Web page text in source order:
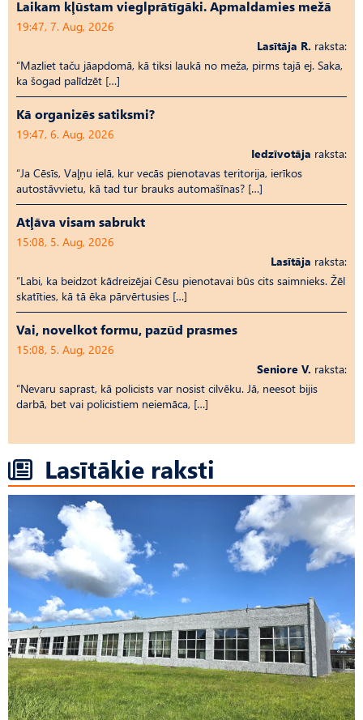
Laikam kļūstam vieglprātīgāki. Apmaldamies mežā
19:47, 7. Aug, 2026
Lasītāja R. raksta:
“Mazliet taču jāapdomā, kā tiksi laukā no meža, pirms tajā ej. Saka,
ka šogad palīdzēt […]
Kā organizēs satiksmi?
19:47, 6. Aug, 2026
Iedzīvotāja raksta:
“Ja Cēsīs, Vaļņu ielā, kur vecās pienotavas teritorija, ierīkos
autostāvvietu, kā tad tur brauks automašīnas? […]
Atļāva visam sabrukt
15:08, 5. Aug, 2026
Lasītāja raksta:
“Labi, ka beidzot kādreizējai Cēsu pienotavai būs cits saimnieks. Žēl
skatīties, kā tā ēka pārvērtusies […]
Vai, novelkot formu, pazūd prasmes
15:08, 5. Aug, 2026
Seniore V. raksta:
“Nevaru saprast, kā policists var nosist cilvēku. Jā, neesot bijis
darbā, bet vai policistiem neiemāca, […]
Lasītākie raksti